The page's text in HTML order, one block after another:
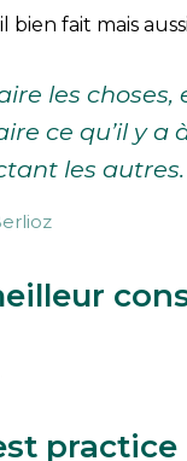
bien fait mais
les choses,
ce qu’il y a
les autres.
practice